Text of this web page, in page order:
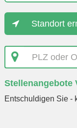
Standort
PLZ
oder
eingeben
Stellenangebote
Entschuldigen Sie -